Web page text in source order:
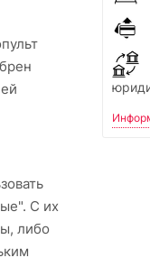
С их
либо